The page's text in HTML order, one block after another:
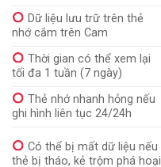
Dữ liệu lưu trữ trên thẻ
nhớ cắm trên Cam
Thời gian có thể xem lại
tối đa 1 tuần (7 ngày)
Thẻ nhớ nhanh hỏng nếu
ghi hình liên tục 24/24h
Có thể bị mất dữ liệu nếu
thẻ bị tháo, kẻ trộm phá hoại